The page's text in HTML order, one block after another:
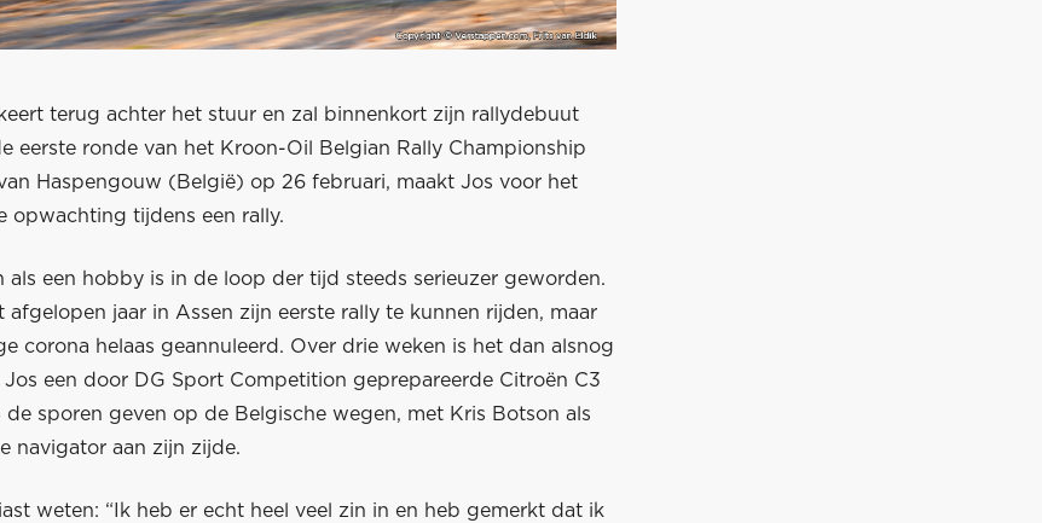
terug achter het stuur en zal binnenkort zijn rallydebuut
eerste ronde van het Kroon-Oil Belgian Rally Championship
Haspengouw (België) op 26 februari, maakt Jos voor het
opwachting tijdens een rally.
als een hobby is in de loop der tijd steeds serieuzer geworden.
afgelopen jaar in Assen zijn eerste rally te kunnen rijden, maar
corona helaas geannuleerd. Over drie weken is het dan alsnog
Jos een door DG Sport Competition geprepareerde Citroën C3
de sporen geven op de Belgische wegen, met Kris Botson als
navigator aan zijn zijde.
weten: “Ik heb er echt heel veel zin in en heb gemerkt dat ik